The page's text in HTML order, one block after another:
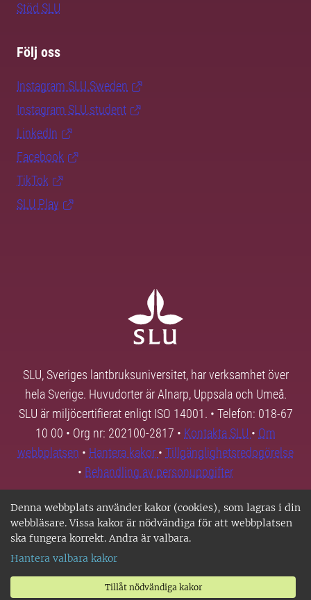
Denna webbplats använder kakor (cookies), som lagras i din
webbläsare. Vissa kakor är nödvändiga för att webbplatsen
ska fungera korrekt. Andra är valbara.
Hantera valbara kakor
Tillåt nödvändiga kakor
Stöd SLU
Följ oss
Instagram SLU.Sweden
Instagram SLU.student
LinkedIn
Facebook
TikTok
SLU Play
SLU, Sveriges lantbruksuniversitet, har verksamhet över
hela Sverige. Huvudorter är Alnarp, Uppsala och Umeå.
SLU är miljöcertifierat enligt ISO 14001. • Telefon: 018-67
10 00 • Org nr: 202100-2817 • Kontakta SLU • Om
webbplatsen • Hantera kakor • Tillgänglighetsredogörelse
• Behandling av personuppgifter